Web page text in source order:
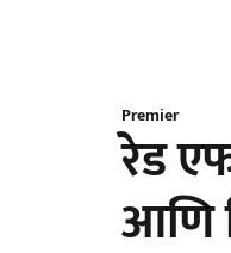
Premier
रेड
आणि